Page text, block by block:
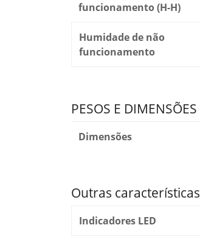
funcionamento (H-H)
Humidade de não
funcionamento
PESOS E DIMENSÕES
Dimensões
Outras características
Indicadores LED